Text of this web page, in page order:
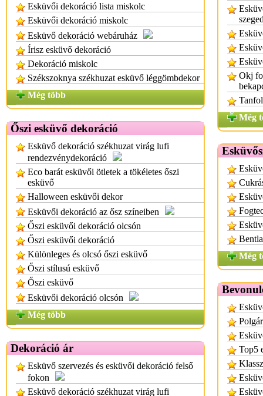
Esküvői dekoráció lista miskolc
Esküvői dekoráció miskolc
Esküvő dekoráció webáruház
Írisz esküvő dekoráció
Dekoráció miskolc
Székszoknya székhuzat esküvő léggömbdekor
Még több
Őszi esküvő dekoráció
Esküvő dekoráció székhuzat virág lufi
rendezvénydekoráció
Eco barát esküvői ötletek a tökéletes őszi
esküvő
Halloween esküvői dekor
Esküvői dekoráció az ősz színeiben
Őszi esküvői dekoráció olcsón
Őszi esküvői dekoráció
Különleges és olcsó őszi esküvő
Őszi stílusú esküvő
Őszi esküvő
Esküvői dekoráció olcsón
Még több
Dekoráció ár
Esküvő szervezés és esküvői dekoráció felső
fokon
Esküvő dekoráció székhuzat virág lufi
Okj
Még
Még
Top5